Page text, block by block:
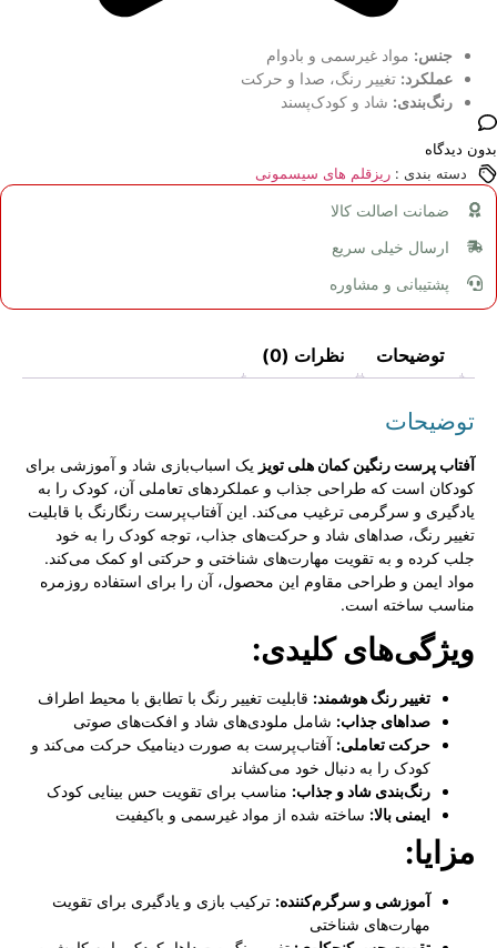
جنس: مواد غیرسمی و بادوام
عملکرد: تغییر رنگ، صدا و حرکت
رنگ‌بندی: شاد و کودک‌پسند
بدون دیدگاه
دسته بندی : ریزقلم های سیسمونی
ضمانت اصالت کالا
ارسال خیلی سریع
پشتیبانی و مشاوره
توضیحات نظرات (0)
توضیحات
آفتاب‌ پرست رنگین‌ کمان هلی‌ تویز یک اسباب‌بازی شاد و آموزشی برای
کودکان است که طراحی جذاب و عملکردهای تعاملی آن، کودک را به
یادگیری و سرگرمی ترغیب می‌کند. این آفتاب‌پرست رنگارنگ با قابلیت
تغییر رنگ، صداهای شاد و حرکت‌های جذاب، توجه کودک را به خود
جلب کرده و به تقویت مهارت‌های شناختی و حرکتی او کمک می‌کند.
مواد ایمن و طراحی مقاوم این محصول، آن را برای استفاده روزمره
مناسب ساخته است.
ویژگی‌های کلیدی:
تغییر رنگ هوشمند: قابلیت تغییر رنگ با تطابق با محیط اطراف
صداهای جذاب: شامل ملودی‌های شاد و افکت‌های صوتی
حرکت تعاملی: آفتاب‌پرست به صورت دینامیک حرکت می‌کند و
کودک را به دنبال خود می‌کشاند
رنگ‌بندی شاد و جذاب: مناسب برای تقویت حس بینایی کودک
ایمنی بالا: ساخته شده از مواد غیرسمی و باکیفیت
مزایا:
آموزشی و سرگرم‌کننده: ترکیب بازی و یادگیری برای تقویت
مهارت‌های شناختی